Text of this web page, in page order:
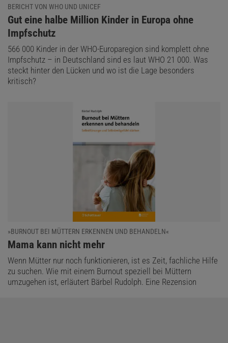
BERICHT VON WHO UND UNICEF
:
Gut eine halbe Million Kinder in Europa ohne
Impfschutz
566 000 Kinder in der WHO-Europaregion sind komplett ohne
Impfschutz – in Deutschland sind es laut WHO 21 000. Was
steckt hinter den Lücken und wo ist die Lage besonders
kritisch?
»BURNOUT BEI MÜTTERN ERKENNEN UND BEHANDELN«
:
Mama kann nicht mehr
Wenn Mütter nur noch funktionieren, ist es Zeit, fachliche Hilfe
zu suchen. Wie mit einem Burnout speziell bei Müttern
umzugehen ist, erläutert Bärbel Rudolph. Eine Rezension